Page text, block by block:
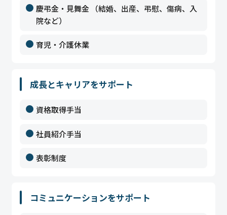
慶弔金・見舞金 （結婚、出産、弔慰、傷病、入
院など）
育児・介護休業
成長とキャリアをサポート
資格取得手当
社員紹介手当
表彰制度
コミュニケーションをサポート